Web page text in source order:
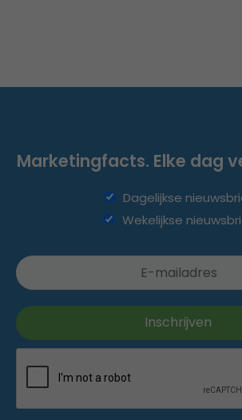
Marketingfacts. Elke dag
Dagelijkse
Wekelijkse